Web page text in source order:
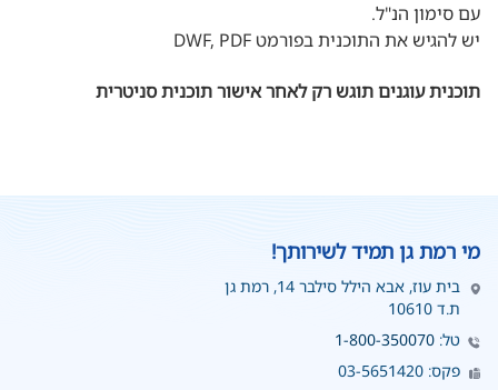
עם סימון הנ"ל.
יש להגיש את התוכנית בפורמט DWF, PDF
תוכנית עוגנים תוגש רק לאחר אישור תוכנית סניטרית
מי רמת גן תמיד לשירותך!
בית עוז, אבא הילל סילבר 14, רמת גן
ת.ד 10610
טל: 1-800-350070
פקס: 03-5651420